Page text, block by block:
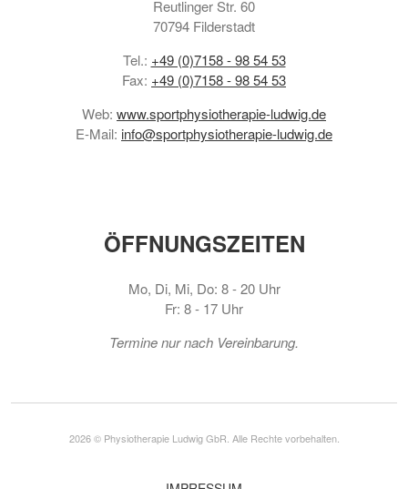
Reutlinger Str. 60
70794 Filderstadt
Tel.: +49 (0)7158 - 98 54 53
Fax: +49 (0)7158 - 98 54 53
Web: www.sportphysiotherapie-ludwig.de
E-Mail: info@sportphysiotherapie-ludwig.de
ÖFFNUNGSZEITEN
Mo, Di, Mi, Do: 8 - 20 Uhr
Fr: 8 - 17 Uhr
Termine nur nach Vereinbarung.
2026 © Physiotherapie Ludwig GbR. Alle Rechte vorbehalten.